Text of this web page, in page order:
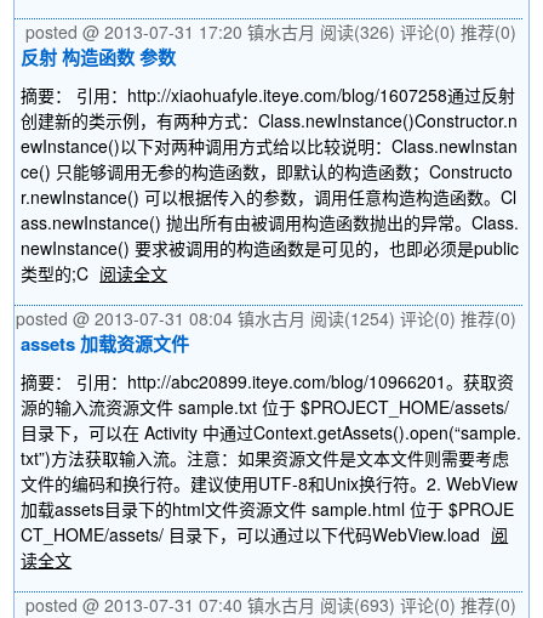
posted @ 2013-07-31 17:20 镇水古月 阅读(326) 评论(0) 推荐(0)
反射 构造函数 参数
摘要： 引用：http://xiaohuafyle.iteye.com/blog/1607258通过反射
创建新的类示例，有两种方式：Class.newInstance()Constructor.n
ewInstance()以下对两种调用方式给以比较说明：Class.newInstan
ce() 只能够调用无参的构造函数，即默认的构造函数；Constructo
r.newInstance() 可以根据传入的参数，调用任意构造构造函数。Cl
ass.newInstance() 抛出所有由被调用构造函数抛出的异常。Class.
newInstance() 要求被调用的构造函数是可见的，也即必须是public
类型的;C 阅读全文
posted @ 2013-07-31 08:04 镇水古月 阅读(1254) 评论(0) 推荐(0)
assets 加载资源文件
摘要： 引用：http://abc20899.iteye.com/blog/10966201。获取资
源的输入流资源文件 sample.txt 位于 $PROJECT_HOME/assets/
目录下，可以在 Activity 中通过Context.getAssets().open(“sample.
txt”)方法获取输入流。注意：如果资源文件是文本文件则需要考虑
文件的编码和换行符。建议使用UTF-8和Unix换行符。2. WebView
加载assets目录下的html文件资源文件 sample.html 位于 $PROJE
CT_HOME/assets/ 目录下，可以通过以下代码WebView.load 阅
读全文
posted @ 2013-07-31 07:40 镇水古月 阅读(693) 评论(0) 推荐(0)